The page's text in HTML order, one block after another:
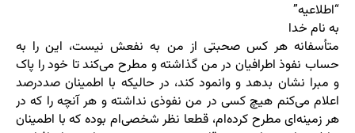
“اطلاعیه”
به نام خدا
متأسفانه هر کس صحبتی از من به نفعش نیست، این را به
حساب نفوذ اطرافیان در من گذاشته و مطرح می‌کند تا خود را پاک
و مبرا نشان بدهد و وانمود کند، در حالیکه با اطمینان صددرصد
اعلام می‌کنم هیچ کسی در من نفوذی نداشته و هر آنچه را که در
هر زمینه‌ای مطرح کرده‌ام، قطعا نظر شخصی‌ام بوده که با اطمینان